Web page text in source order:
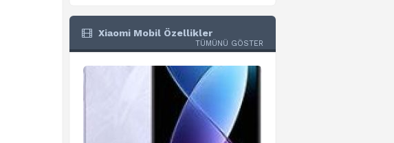
Xiaomi Mobil Özellikler
TÜMÜNÜ GÖSTER